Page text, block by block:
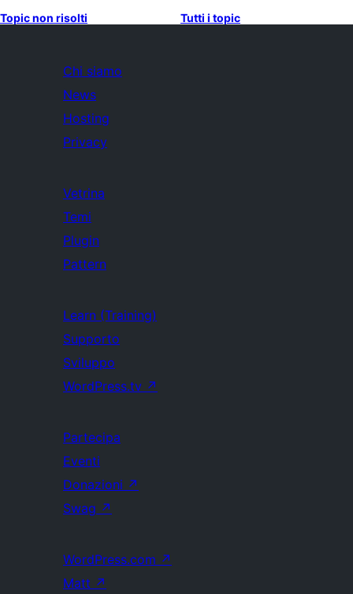
Topic non risolti Tutti i topic
Chi siamo
News
Hosting
Privacy
Vetrina
Temi
Plugin
Pattern
Learn (Training)
Supporto
Sviluppo
WordPress.tv ↗
Partecipa
Eventi
Donazioni ↗
Swag ↗
WordPress.com ↗
Matt ↗